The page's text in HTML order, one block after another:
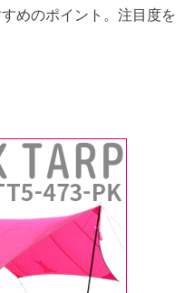
めのポイント。注目度を